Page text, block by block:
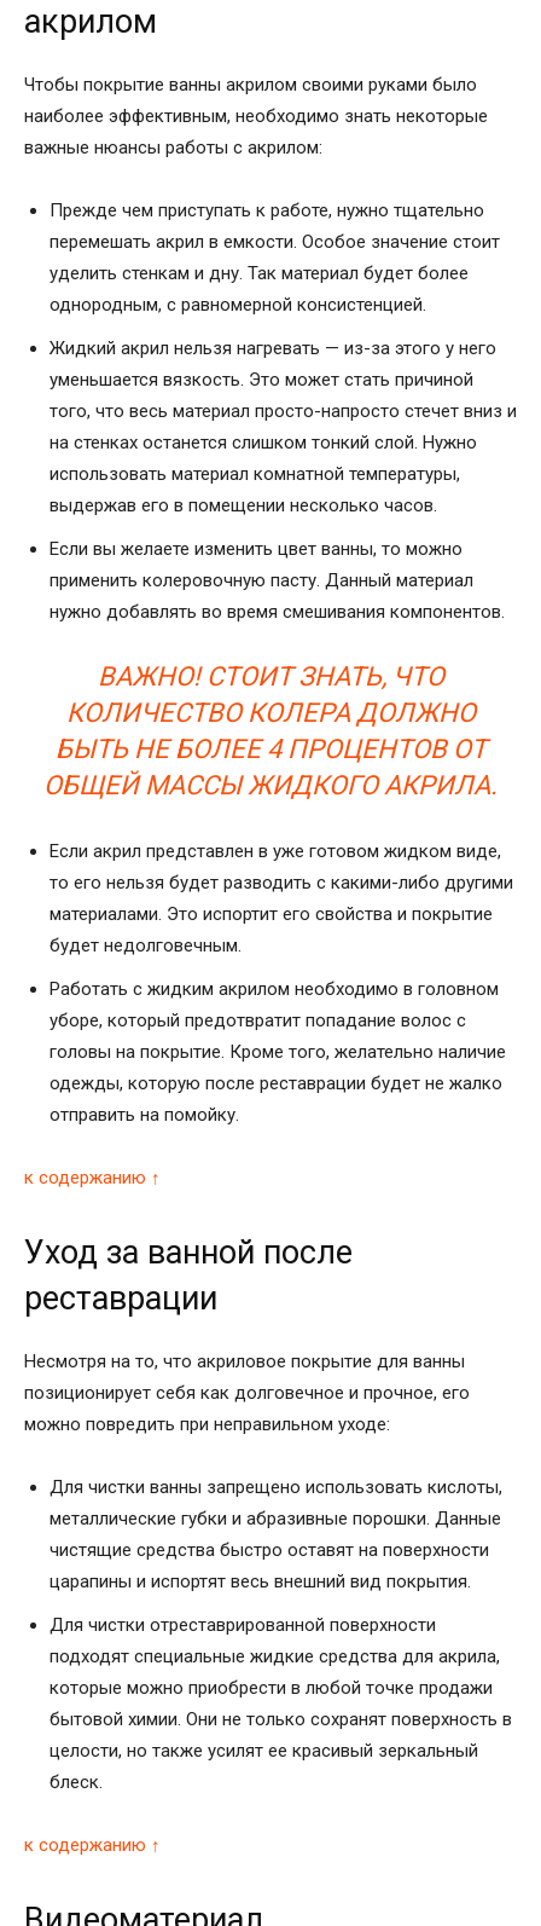
акрилом
Чтобы покрытие ванны акрилом своими руками было
наиболее эффективным, необходимо знать некоторые
важные нюансы работы с акрилом:
Прежде чем приступать к работе, нужно тщательно
перемешать акрил в емкости. Особое значение стоит
уделить стенкам и дну. Так материал будет более
однородным, с равномерной консистенцией.
Жидкий акрил нельзя нагревать — из-за этого у него
уменьшается вязкость. Это может стать причиной
того, что весь материал просто-напросто стечет вниз и
на стенках останется слишком тонкий слой. Нужно
использовать материал комнатной температуры,
выдержав его в помещении несколько часов.
Если вы желаете изменить цвет ванны, то можно
применить колеровочную пасту. Данный материал
нужно добавлять во время смешивания компонентов.
ВАЖНО! СТОИТ ЗНАТЬ, ЧТО
КОЛИЧЕСТВО КОЛЕРА ДОЛЖНО
БЫТЬ НЕ БОЛЕЕ 4 ПРОЦЕНТОВ ОТ
ОБЩЕЙ МАССЫ ЖИДКОГО АКРИЛА.
Если акрил представлен в уже готовом жидком виде,
то его нельзя будет разводить с какими-либо другими
материалами. Это испортит его свойства и покрытие
будет недолговечным.
Работать с жидким акрилом необходимо в головном
уборе, который предотвратит попадание волос с
головы на покрытие. Кроме того, желательно наличие
одежды, которую после реставрации будет не жалко
отправить на помойку.
к содержанию ↑
Уход за ванной после
реставрации
Несмотря на то, что акриловое покрытие для ванны
позиционирует себя как долговечное и прочное, его
можно повредить при неправильном уходе:
Для чистки ванны запрещено использовать кислоты,
металлические губки и абразивные порошки. Данные
чистящие средства быстро оставят на поверхности
царапины и испортят весь внешний вид покрытия.
Для чистки отреставрированной поверхности
подходят специальные жидкие средства для акрила,
которые можно приобрести в любой точке продажи
бытовой химии. Они не только сохранят поверхность в
целости, но также усилят ее красивый зеркальный
блеск.
к содержанию ↑